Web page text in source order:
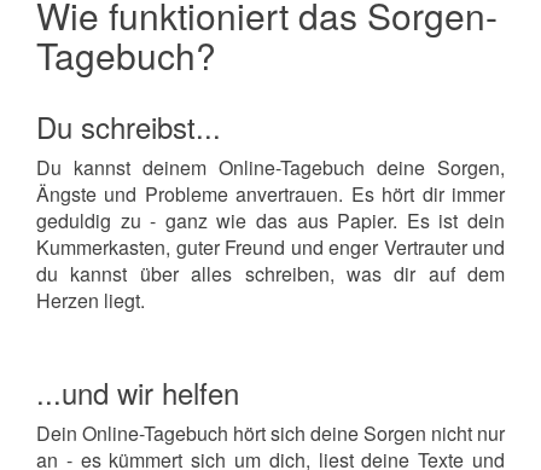
Wie funktioniert das Sorgen-
Tagebuch?
Du schreibst...
Du kannst deinem Online-Tagebuch deine Sorgen,
Ängste und Probleme anvertrauen. Es hört dir immer
geduldig zu - ganz wie das aus Papier. Es ist dein
Kummerkasten, guter Freund und enger Vertrauter und
du kannst über alles schreiben, was dir auf dem
Herzen liegt.
...und wir helfen
Dein Online-Tagebuch hört sich deine Sorgen nicht nur
an - es kümmert sich um dich, liest deine Texte und